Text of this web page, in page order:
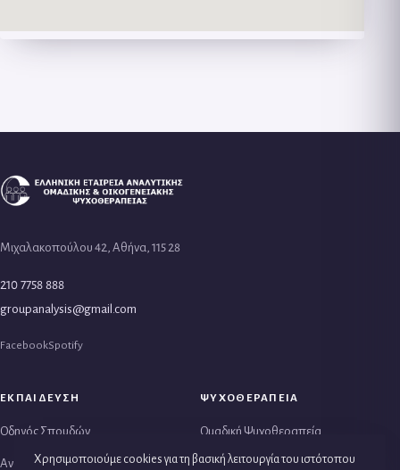
Μιχαλακοπούλου 42, Αθήνα, 115 28
210 7758 888
groupanalysis@gmail.com
FacebookSpotify
ΕΚΠΑΙΔΕΥΣΗ
Οδηγός Σπουδών
Αναλυτικό Πρόγραμμα
ΨΥΧΟΘΕΡΑΠΕΙΑ
Ομαδική Ψυχοθεραπεία
Θεραπεία Ζεύγους
Χρησιμοποιούμε cookies για τη βασική λειτουργία του ιστότοπου